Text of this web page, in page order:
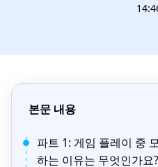
본문 내용
파트 1: 게임 플레이 중
하는 이유는 무엇인가요?